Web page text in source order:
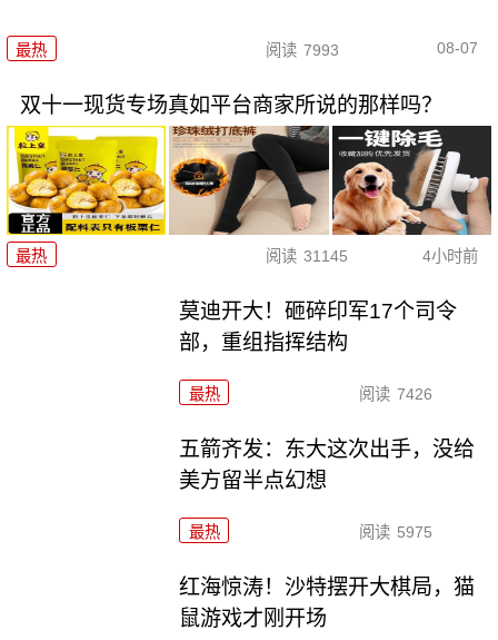
最热 阅读 7993 08-07
双十一现货专场真如平台商家所说的那样吗？
最热 阅读 31145 4小时前
莫迪开大！砸碎印军17个司令
部，重组指挥结构
最热 阅读 7426
五箭齐发：东大这次出手，没给
美方留半点幻想
最热 阅读 5975
红海惊涛！沙特摆开大棋局，猫
鼠游戏才刚开场